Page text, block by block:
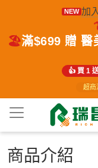
NEW 加
🏖️滿$699 贈 醫
👍 買 1
超商
商品介紹